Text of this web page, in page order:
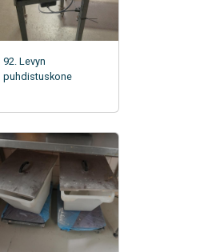
92. Levyn
puhdistuskone